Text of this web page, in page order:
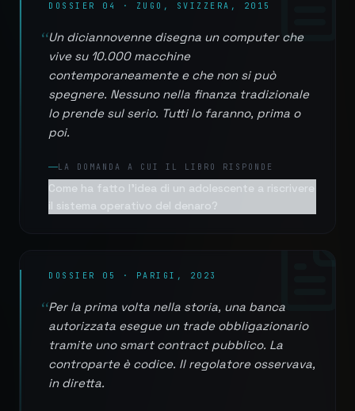
DOSSIER 04 · ZUGO, SVIZZERA, 2015
“Un diciannovenne disegna un computer che
vive su 10.000 macchine
contemporaneamente e che non si può
spegnere. Nessuno nella finanza tradizionale
lo prende sul serio. Tutti lo faranno, prima o
poi.
LA DOMANDA A CUI IL LIBRO RISPONDE
Come ha fatto l'idea di un adolescente a riscrivere
il sistema operativo del denaro?
DOSSIER 05 · PARIGI, 2023
“Per la prima volta nella storia, una banca
autorizzata esegue un trade obbligazionario
tramite uno smart contract pubblico. La
controparte è codice. Il regolatore osservava,
in diretta.